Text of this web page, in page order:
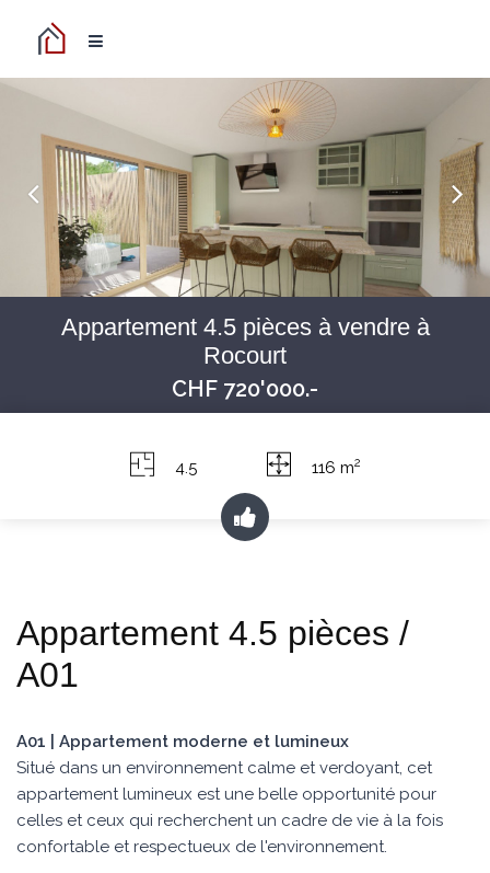
Appartement 4.5 pièces à vendre à
Rocourt
CHF 720'000.-
4.5 116 m2
Appartement 4.5 pièces /
A01
A01 | Appartement moderne et lumineux
Situé dans un environnement calme et verdoyant, cet
appartement lumineux est une belle opportunité pour
celles et ceux qui recherchent un cadre de vie à la fois
confortable et respectueux de l'environnement.